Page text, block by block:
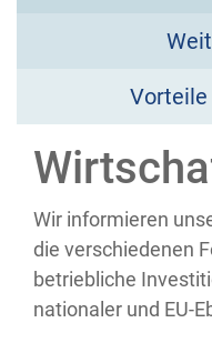
Vorteile
Wir informieren
die verschiedenen
betriebliche
nationaler und EU-